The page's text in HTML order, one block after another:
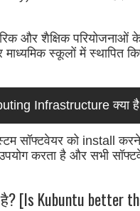
और शैक्षिक
स्कूलों में स्थापित
Infrastructure क्या है?
सॉफ्टवेयर को install
करता है और सभी
[Is Kubuntu better